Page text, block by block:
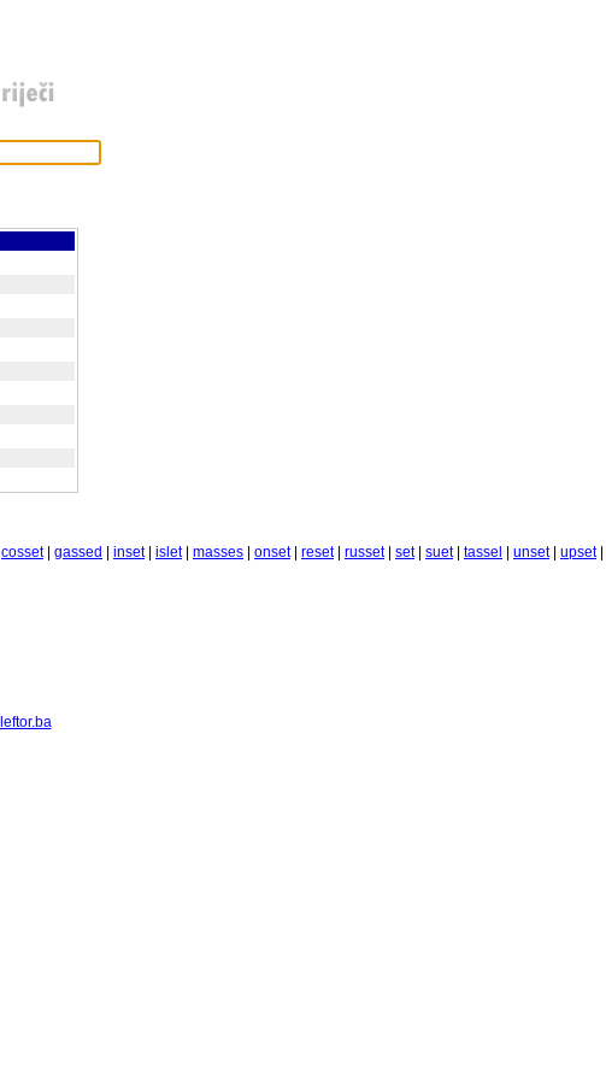
cosset| gassed inset| islet| masses onset| reset| russet| set| suet| tassel unset| upset|
leftor.ba